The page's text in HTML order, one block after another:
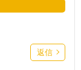
返信